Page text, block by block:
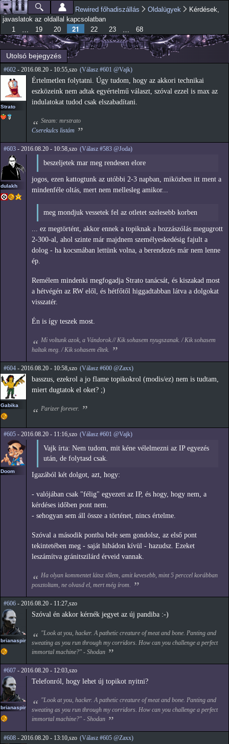
Ugrás a
tartalomra
Főmenü
Jelenlegi hely
Rewired főhadiszállás Oldalügyek
Kérdések,
javaslatok az oldallal kapcsolatban
1
… 19 20 21 22 23 … 68
Utolsó bejegyzés
#602 - 2016.08.20 - 10:55,szo (Válasz #601 @Vajk)
Strato
Értelmetlen folytatni. Úgy tudom, hogy az akkori technikai
eszközeink nem adtak egyértelmű választ, szóval ezzel is max az
indulatokat tudod csak elszabadítani.
Steam: mrstrato
Cserekulcs listám
#603 - 2016.08.20 - 10:58,szo (Válasz #583 @Joda)
dulakh
beszeljetek mar meg rendesen elore
jogos, ezen kattogtunk az utóbbi 2-3 napban, miközben itt ment a
mindenféle oltás, mert nem mellesleg amikor...
meg mondjuk vessetek fel az otletet szelesebb korben
... ez megtörtént, akkor ennek a topiknak a hozzászólás megugrott
2-300-al, ahol szinte már majdnem személyeskedésig fajult a
dolog - ha kocsmában lettünk volna, a berendezés már nem lenne
ép.
Remélem mindenki megfogadja Strato tanácsát, és kiszakad most
a hétvégén az RW elől, és hétfőtől higgadtabban látva a dolgokat
visszatér.
Én is így teszek most.
Mi voltunk azok, a Vándorok.// Kik sohasem nyugszanak. / Kik sohasem
haltak meg. / Kik sohasem éltek.
#604 - 2016.08.20 - 10:58,szo (Válasz #600 @Zaxx)
Gabika
basszus, ezekrol a jo flame topikokrol (modis/ez) nem is tudtam,
miert dugtatok el oket? ;)
Parizer forever.
#605 - 2016.08.20 - 11:16,szo (Válasz #601 @Vajk)
Doom
Vajk írta: Nem tudom, mit kéne vélelmezni az IP egyezés
után, de folytasd csak.
Igazából két dolgot, azt, hogy:
- valójában csak "félig" egyezett az IP, és hogy, hogy nem, a
kérdéses időben pont nem.
- sehogyan sem áll össze a történet, nincs értelme.
Szóval a második pontba bele sem gondolsz, az első pont
tekintetében meg - saját hibádon kívül - hazudsz. Ezeket
leszámítva gránitszilárd érveid vannak.
Ha olyan kommentet látsz tőlem, amit kevesebb, mint 5 perccel korábban
posztoltam, ne olvasd el, mert még írom.
#606 - 2016.08.20 - 11:27,szo
brianaspirin
Szóval én akkor kérnék jegyet az új pandiba :-)
"Look at you, hacker. A pathetic creature of meat and bone. Panting and
sweating as you run through my corridors. How can you challenge a perfect
immortal machine?" - Shodan
#607 - 2016.08.20 - 12:03,szo
brianaspirin
Telefonról, hogy lehet új topikot nyitni?
"Look at you, hacker. A pathetic creature of meat and bone. Panting and
sweating as you run through my corridors. How can you challenge a perfect
immortal machine?" - Shodan
#608 - 2016.08.20 - 13:10,szo (Válasz #605 @Zaxx)